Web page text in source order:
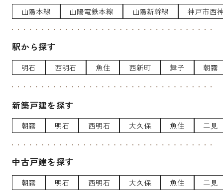
山陽本線 山陽電鉄本線 山陽新幹線 神戸市西
駅から探す
明石 西明石 魚住 西新町 舞子 朝霧
新築戸建を探す
朝霧 明石 西明石 大久保 魚住 二見
中古戸建を探す
朝霧 明石 西明石 大久保 魚住 二見